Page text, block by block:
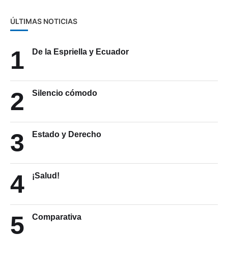
ÚLTIMAS NOTICIAS
1 De la Espriella y Ecuador
2 Silencio cómodo
3 Estado y Derecho
4 ¡Salud!
5 Comparativa